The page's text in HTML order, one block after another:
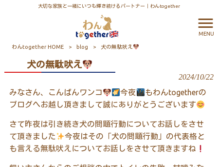
大切な家族と一緒にいつも輝き続けるパートナー｜わんtogether
MENU
わんtogether HOME > blog > 犬の無駄吠え
犬の無駄吠え
2024/10/22
みなさん、こんばんワンコ 今夜
もわんtogetherの
ブログへお越し頂きまして誠にありがとうございます
さて昨夜は引き続き犬の問題行動についてお話しをさせ
て頂きました
今夜はその「犬の問題行動」の代表格と
も言える無駄吠えについてお話しをさせて頂きますね